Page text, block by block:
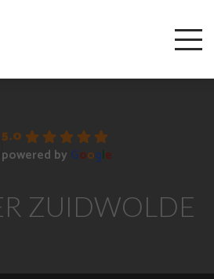
5.0
powered by Google
ZUIDWOLDE